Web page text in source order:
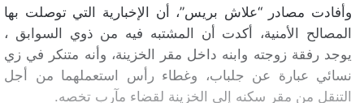
وأفادت مصادر “علاش بريس”، أن الإخبارية التي توصلت بها
المصالح الأمنية، أكدت أن المشتبه فيه من ذوي السوابق ،
يوجد رفقة زوجته وابنه داخل مقر الخزينة، وأنه متنكر في زي
نسائي عبارة عن جلباب، وغطاء رأس استعملهما من أجل
التنقل من مقر سكنه إلى الخزينة لقضاء مآرب تخصه.